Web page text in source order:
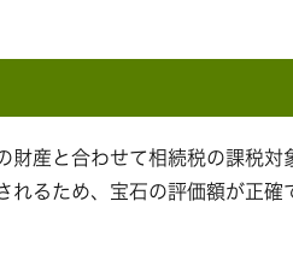
財産と合わせて相続税の課税
れるため、宝石の評価額が正